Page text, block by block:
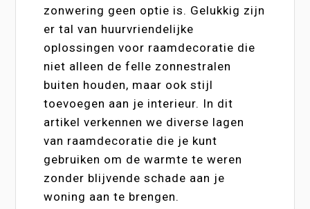
zonwering geen optie is. Gelukkig zijn
er tal van huurvriendelijke
oplossingen voor raamdecoratie die
niet alleen de felle zonnestralen
buiten houden, maar ook stijl
toevoegen aan je interieur. In dit
artikel verkennen we diverse lagen
van raamdecoratie die je kunt
gebruiken om de warmte te weren
zonder blijvende schade aan je
woning aan te brengen.